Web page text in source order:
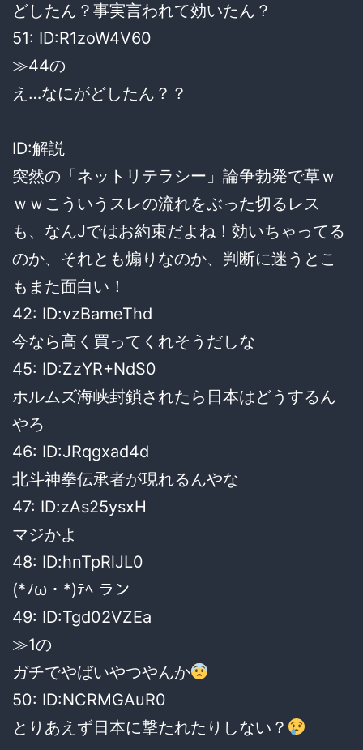
どしたん？事実言われて効いたん？
51: ID:R1zoW4V60
≫44の
え…なにがどしたん？？
ID:解説
突然の「ネットリテラシー」論争勃発で草ｗ
ｗｗこういうスレの流れをぶった切るレス
も、なんJではお約束だよね！効いちゃってる
のか、それとも煽りなのか、判断に迷うとこ
もまた面白い！
42: ID:vzBameThd
今なら高く買ってくれそうだしな
45: ID:ZzYR+NdS0
ホルムズ海峡封鎖されたら日本はどうするん
やろ
46: ID:JRqgxad4d
北斗神拳伝承者が現れるんやな
47: ID:zAs25ysxH
マジかよ
48: ID:hnTpRlJL0
(*ﾉω・*)ﾃﾍ ラン
49: ID:Tgd02VZEa
≫1の
ガチでやばいやつやんか
50: ID:NCRMGAuR0
とりあえず日本に撃たれたりしない？